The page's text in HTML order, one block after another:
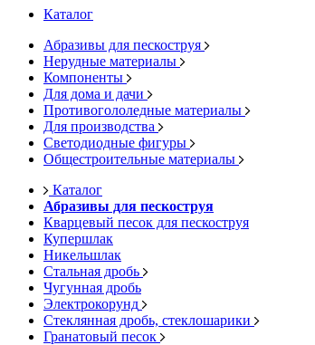
Каталог
Абразивы для пескоструя
Нерудные материалы
Компоненты
Для дома и дачи
Противогололедные материалы
Для производства
Светодиодные фигуры
Общестроительные материалы
Каталог
Абразивы для пескоструя
Кварцевый песок для пескоструя
Купершлак
Никельшлак
Стальная дробь
Чугунная дробь
Электрокорунд
Стеклянная дробь, стеклошарики
Гранатовый песок